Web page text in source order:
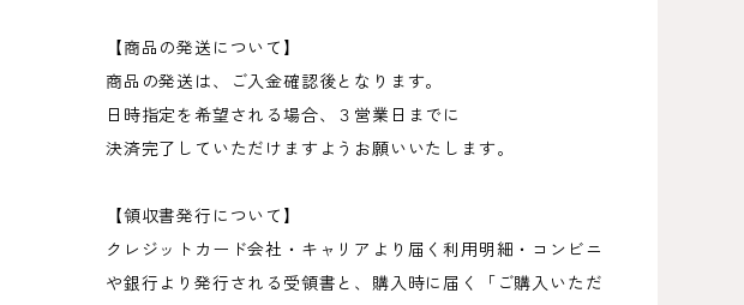
【商品の発送について】
商品の発送は、ご入金確認後となります。
日時指定を希望される場合、３営業日までに
決済完了していただけますようお願いいたします。
【領収書発行について】
クレジットカード会社・キャリアより届く利用明細・コンビニ
や銀行より発行される受領書と、購入時に届く「ご購入いただ